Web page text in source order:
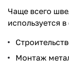
Чаще всего
используется
Монтаж